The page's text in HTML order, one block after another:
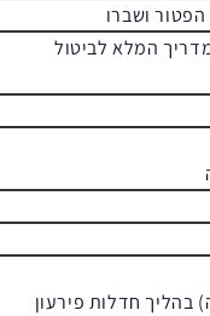
הפטור ושברו
המלא לביטול
בהליך חדלות פירעון